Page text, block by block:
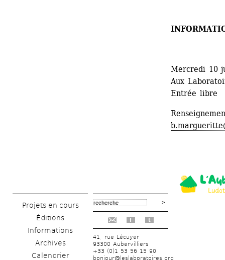
Projets en cours
Éditions
Informations
Archives
Calendrier
f t
41, rue Lécuyer
93300 Aubervilliers
+33 (0)1 53 56 15 90
bonjour@leslaboratoires.org
Mercredi 10
Aux
Entrée libre